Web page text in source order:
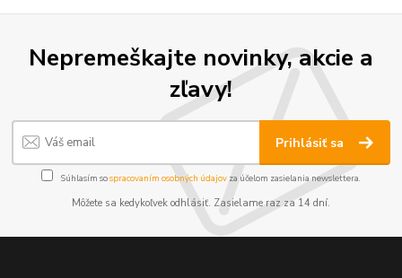
Nepremeškajte novinky, akcie a
zľavy!
Prihlásiť sa
Súhlasím sospracovaním osobných údajov za účelom zasielania newslettera.
Môžete sa kedykoľvek odhlásiť. Zasielame raz za 14 dní.